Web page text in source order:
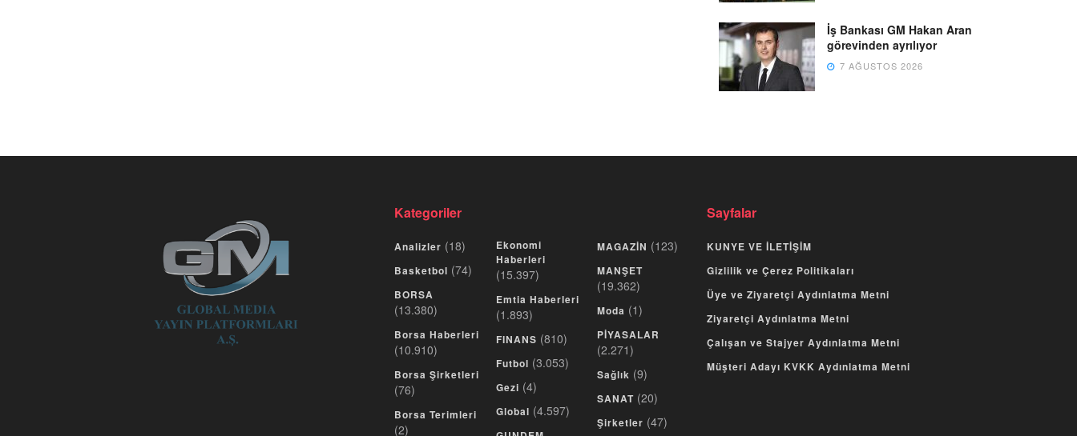
İş Bankası GM Hakan Aran
görevinden ayrılıyor
7 AĞUSTOS 2026
Kategoriler
Analizler (18)
Basketbol (74)
BORSA
(13.380)
Borsa Haberleri
(10.910)
Borsa Şirketleri
(76)
Borsa Terimleri
(2)
Ekonomi
Haberleri
(15.397)
Emtia Haberleri
(1.893)
FINANS (810)
Futbol (3.053)
Gezi (4)
Global (4.597)
MAGAZİN (123)
MANŞET
(19.362)
Moda (1)
PİYASALAR
(2.271)
Sağlık (9)
SANAT (20)
Şirketler (47)
Sayfalar
KUNYE VE İLETİŞİM
Gizlilik ve Çerez Politikaları
Üye ve Ziyaretçi Aydınlatma Metni
Ziyaretçi Aydınlatma Metni
Çalışan ve Stajyer Aydınlatma Metni
Müşteri Adayı KVKK Aydınlatma Metni